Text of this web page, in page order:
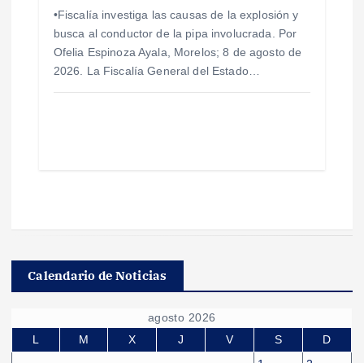
•Fiscalía investiga las causas de la explosión y
busca al conductor de la pipa involucrada. Por
Ofelia Espinoza Ayala, Morelos; 8 de agosto de
2026. La Fiscalía General del Estado…
Calendario de Noticias
agosto 2026
L
M X J V S
D